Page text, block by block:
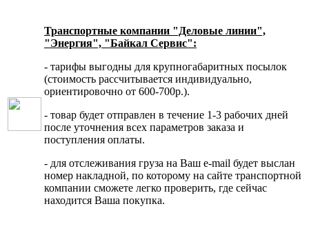
Транспортные компании "Деловые линии",
"Энергия", "Байкал Сервис":
- тарифы выгодны для крупногабаритных посылок
(стоимость рассчитывается индивидуально,
ориентировочно от 600-700р.).
- товар будет отправлен в течение 1-3 рабочих дней
после уточнения всех параметров заказа и
поступления оплаты.
- для отслеживания груза на Ваш e-mail будет выслан
номер накладной, по которому на сайте транспортной
компании сможете легко проверить, где сейчас
находится Ваша покупка.